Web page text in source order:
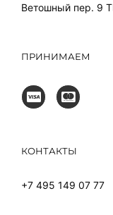
Ветошный пер. 9
ПРИНИМАЕМ
КОНТАКТЫ
+7 495 149 07 77